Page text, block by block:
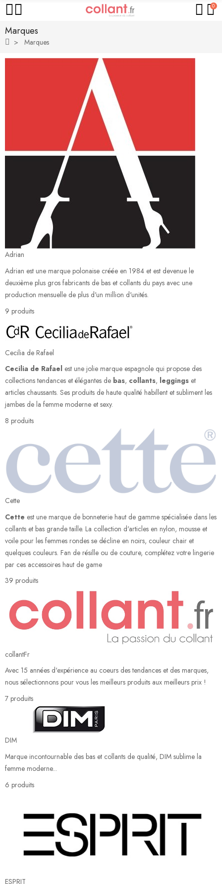
0
Marques
Marques
Adrian
Adrian est une marque polonaise créée en 1984 et est devenue le
deuxième plus gros fabricants de bas et collants du pays avec une
production mensuelle de plus d'un million d'unités.
9 produits
Cecilia de Rafael
Cecilia de Rafael est une jolie marque espagnole qui propose des
collections tendances et élégantes de bas, collants, leggings et
articles chaussants. Ses produits de haute qualité habillent et subliment les
jambes de la femme moderne et sexy.
8 produits
Cette
Cette est une marque de bonneterie haut de gamme spécialisée dans les
collants et bas grande taille. La collection d'articles en nylon, mousse et
voile pour les femmes rondes se décline en noirs, couleur chair et
quelques couleurs. Fan de résille ou de couture, complétez votre lingerie
par ces accessoires haut de game
39 produits
collantFr
Avec 15 années d'expérience au coeurs des tendances et des marques,
nous sélectionnons pour vous les meilleurs produits aux meilleurs prix !
7 produits
DIM
Marque incontournable des bas et collants de qualité, DIM sublime la
femme moderne...
6 produits
ESPRIT